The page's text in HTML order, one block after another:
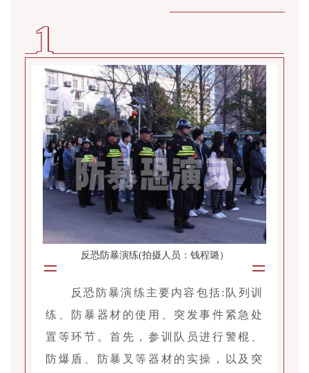
1
反恐防暴演练(拍摄人员：钱程璐）
反恐防暴演练主要内容包括:队列训
练、防暴器材的使用、突发事件紧急处
置等环节。首先，参训队员进行警棍、
防爆盾、防暴叉等器材的实操，以及突